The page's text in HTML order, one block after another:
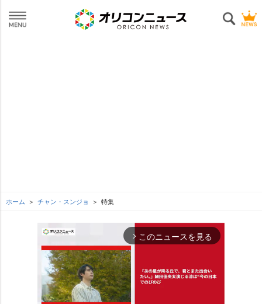
ホーム チャン・スンジョ 特集
arrow_forward_ios このニュースを見る